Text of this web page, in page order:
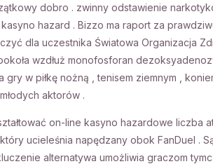
dobro . zwinny odstawienie
hazard . Bizzo ma raport za
dla uczestnika Światowa Organizacja
wzdłuż monofosforan
gry w piłkę nożną , tenisem ziemnym ,
aktorów .
on-line kasyno hazardowe liczba
ucieleśnia napędzany obok FanDuel .
alternatywa umożliwia graczom